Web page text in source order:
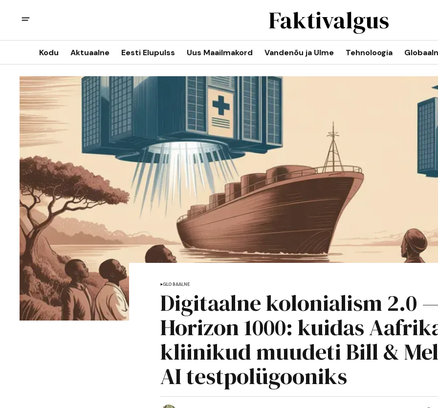
Faktivalgus
Kodu Aktuaalne Eesti Elupulss Uus Maailmakord Vandenõu ja Ulme Tehnoloogia
GLOBAALNE
Digitaalne kolonialism 2.0
Horizon 1000: kuidas
kliinikud muudeti Bill &
AI testpolügooniks